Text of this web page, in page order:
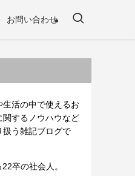
お問い合わせ
活の中で使えるお
するノウハウなど
扱う雑記ブログで
卒の社会人。